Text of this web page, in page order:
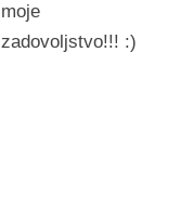
moje
zadovoljstvo!!! :)